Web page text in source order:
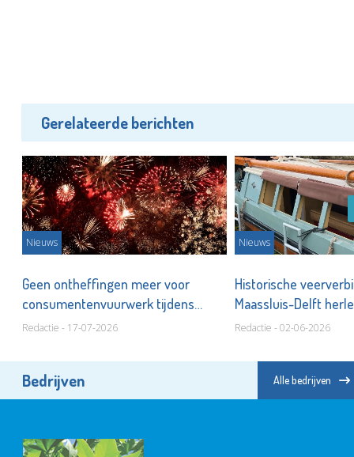
Gerelateerde berichten
Nieuws
Geen ontheffingen meer voor
consumentenvuurwerk tijdens
jaarwisselingen
Redactie - 17-07-2026
Nieuws
Historische
Maassluis-Delft
Redactie - 02-06-2026
Bedrijven Alle bedrijven